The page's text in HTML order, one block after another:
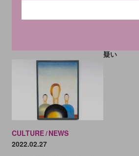
アート界
疑い
CULTURE NEWS
2022.02.27